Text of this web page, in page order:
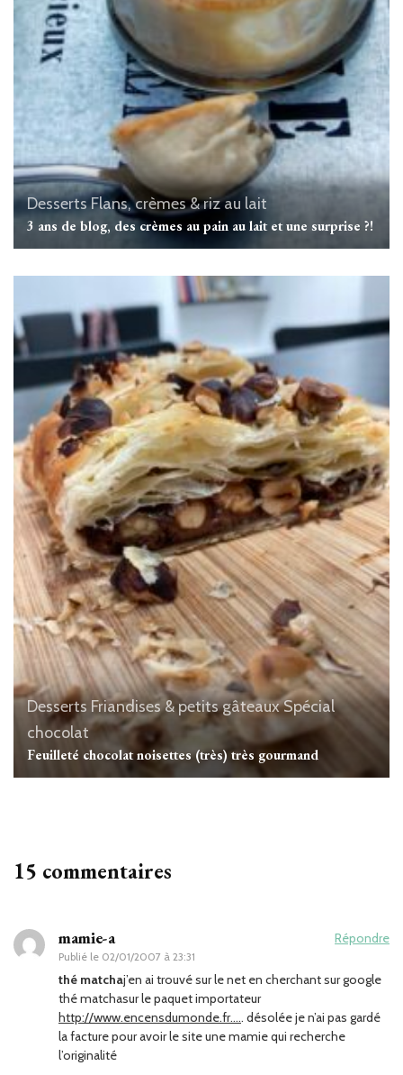
DessertsFlans, crèmes & riz au lait
3 ans de blog, des crèmes au pain au lait et une surprise ?!
Desserts Friandises & petits gâteauxSpécial
chocolat
Feuilleté chocolat noisettes (très) très gourmand
15 commentaires
mamie-a
Publié le 02/01/2007 à 23:31
Répondre
thé matchaj’en ai trouvé sur le net en cherchant sur google
thé matchasur le paquet importateur
http://www.encensdumonde.fr….. désolée je n’ai pas gardé
la facture pour avoir le site une mamie qui recherche
l’originalité